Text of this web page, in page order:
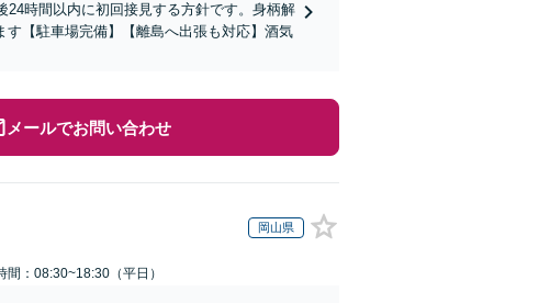
時間以内に初回接見する方針です。身柄解
【駐車場完備】【離島へ出張も対応】酒気
メールでお問い合わせ
岡山県
間：08:30~18:30（平日）